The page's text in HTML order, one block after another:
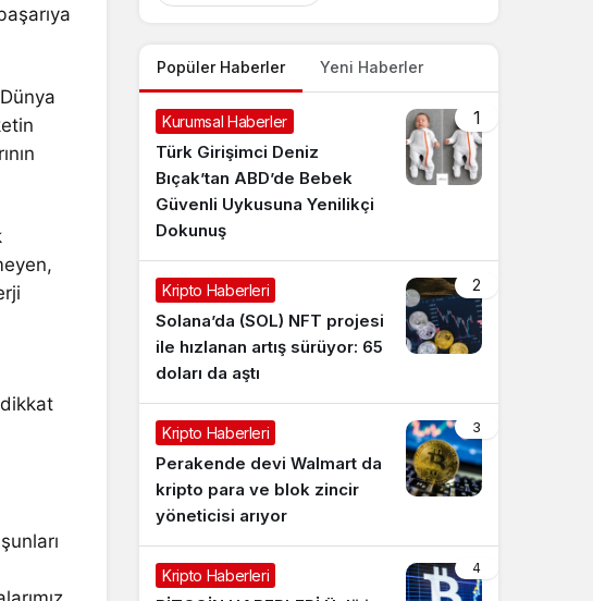
Popüler Haberler Yeni Haberler
1
Kurumsal Haberler
Türk Girişimci Deniz
Bıçak’tan ABD’de Bebek
Güvenli Uykusuna Yenilikçi
Dokunuş
2
Kripto Haberleri
Solana’da (SOL) NFT projesi
ile hızlanan artış sürüyor: 65
doları da aştı
3
Kripto Haberleri
Perakende devi Walmart da
kripto para ve blok zincir
yöneticisi arıyor
4
Kripto Haberleri